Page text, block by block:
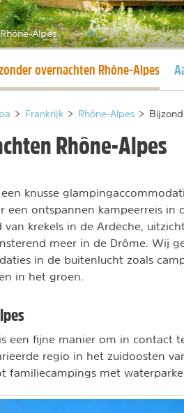
Alpes
pagina
overnachten Rhône-Alpes
> Frankrijk > Rhône-Alpes >
Rhône-Alpes
knusse
een ontspannen kampeerreis in
krekels in de Ardèche,
meer in de Drôme. Wij
in de buitenlucht zoals
in het groen.
een fijne manier om in contact
regio in het zuidoosten
familiecampings met